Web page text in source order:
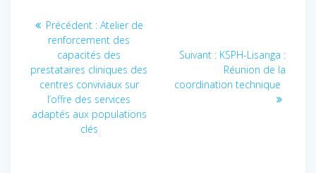
Navigation
l’article
Précédent : Article
précédent
:
Atelier de
renforcement des
capacités des
prestataires cliniques des
centres conviviaux sur
l’offre des services
adaptés aux populations
clés
Suivant : Article
suivant
:
KSPH-Lisanga :
Réunion de la
coordination technique